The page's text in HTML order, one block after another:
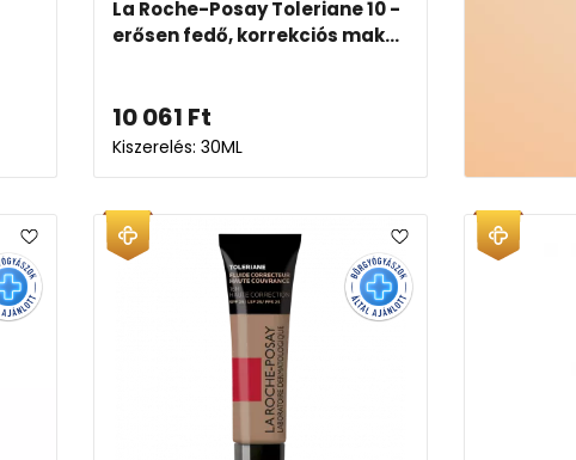
La Roche-Posay Toleriane 10 -
erősen fedő, korrekciós mak...
10 061 Ft
Kiszerelés: 30ML